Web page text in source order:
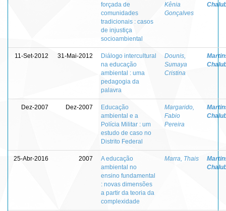
forçada de
comunidades
tradicionais : casos
de injustiça
socioambiental
Kênia
Gonçalves
11-Set-2012 31-Mai-2012
Diálogo intercultural
na educação
ambiental : uma
pedagogia da
palavra
Dounis,
Sumaya
Cristina
Dez-2007 Dez-2007
Educação
ambiental e a
Polícia Militar : um
estudo de caso no
Distrito Federal
Margarido,
Fabio
Pereira
25-Abr-2016 2007
A educação
ambiental no
ensino fundamental
: novas dimensões
a partir da teoria da
complexidade
Marra, Thais